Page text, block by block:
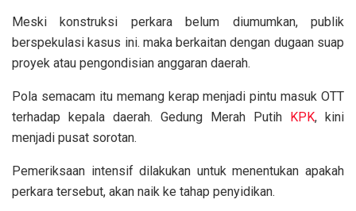
Meski konstruksi perkara belum diumumkan, publik
berspekulasi kasus ini. maka berkaitan dengan dugaan suap
proyek atau pengondisian anggaran daerah.
Pola semacam itu memang kerap menjadi pintu masuk OTT
terhadap kepala daerah. Gedung Merah Putih KPK, kini
menjadi pusat sorotan.
Pemeriksaan intensif dilakukan untuk menentukan apakah
perkara tersebut, akan naik ke tahap penyidikan.